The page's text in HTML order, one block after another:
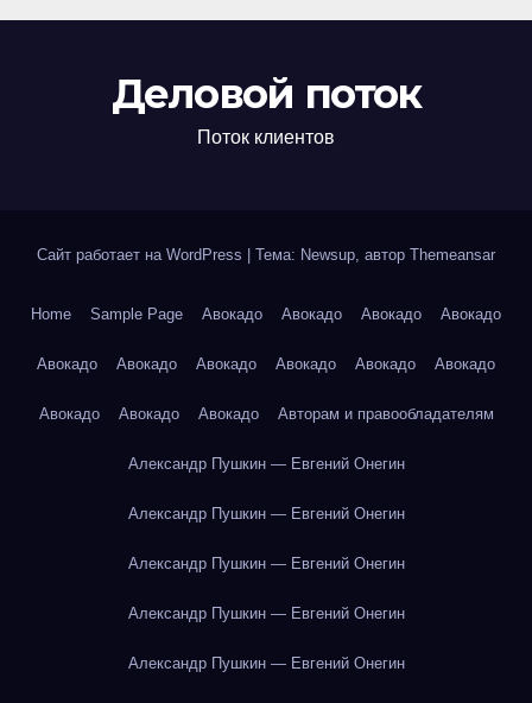
Деловой поток
Поток клиентов
Сайт работает на WordPress Тема: Newsup, автор Themeansar
Home Sample Page Авокадо Авокадо Авокадо Авокадо
Авокадо Авокадо Авокадо Авокадо Авокадо Авокадо
Авокадо Авокадо Авокадо Авторам и правообладателям
Александр Пушкин — Евгений Онегин
Александр Пушкин — Евгений Онегин
Александр Пушкин — Евгений Онегин
Александр Пушкин — Евгений Онегин
Александр Пушкин — Евгений Онегин